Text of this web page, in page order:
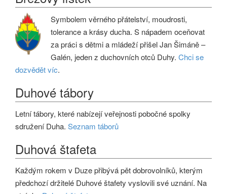
Symbolem věrného přátelství, moudrosti,
tolerance a krásy ducha. S nápadem oceňovat
za práci s dětmi a mládeží přišel Jan Šimáně –
Galén, jeden z duchovních otců Duhy. Chci se
dozvědět víc.
Duhové tábory
Letní tábory, které nabízejí veřejnosti pobočné spolky
sdružení Duha. Seznam táborů
Duhová štafeta
Každým rokem v Duze přibývá pět dobrovolníků, kterým
předchozí držitelé Duhové štafety vyslovili své uznání. Na